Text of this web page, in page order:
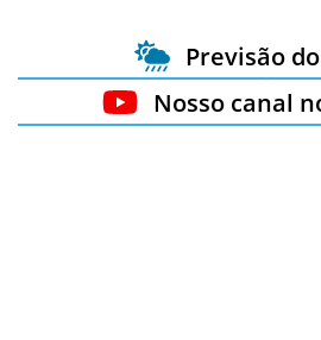
Previsão
Nosso canal